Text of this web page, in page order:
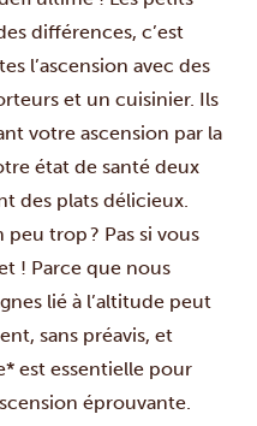
différences, c’est
l’ascension avec des
et un cuisinier. Ils
votre ascension par la
état de santé deux
des plats délicieux.
trop ? Pas si vous
! Parce que nous
lié à l’altitude peut
sans préavis, et
est essentielle pour
éprouvante.